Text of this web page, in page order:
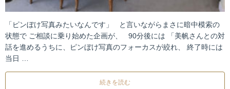
「ピンぼけ写真みたいなんです」 と言いながらまさに暗中模索の
状態で ご相談に乗り始めた企画が、 90分後には 「美帆さんとの対
話を進めるうちに、ピンぼけ写真のフォーカスが絞れ、 終了時には
当日 …
続きを読む